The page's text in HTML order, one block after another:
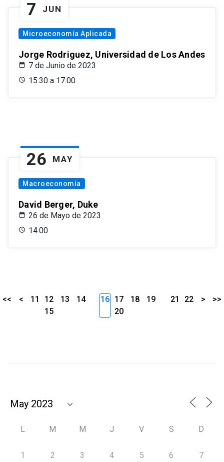
7 JUN
Microeconomía Aplicada
Jorge Rodriguez, Universidad de Los Andes
7 de Junio de 2023
15:30 a 17:00
26 MAY
Macroeconomía
David Berger, Duke
26 de Mayo de 2023
14:00
<< < 11 12 13
14
15
16 17 18
19
20
21 22 > >>
L M M J V S D
1 2 3 4 5 6 7